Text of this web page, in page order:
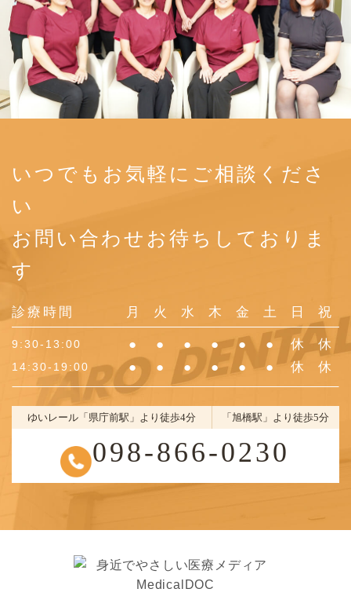
いつでもお気軽にご相談くださ
い
お問い合わせお待ちしておりま
す
診療時間 月 火 水 木 金 土 日 祝
9:30-13:00 ● ● ● ● ● ● 休 休
14:30-19:00 ● ● ● ● ● ● 休 休
ゆいレール「県庁前駅」より徒歩4分 「旭橋駅」より徒歩5分
098-866-0230